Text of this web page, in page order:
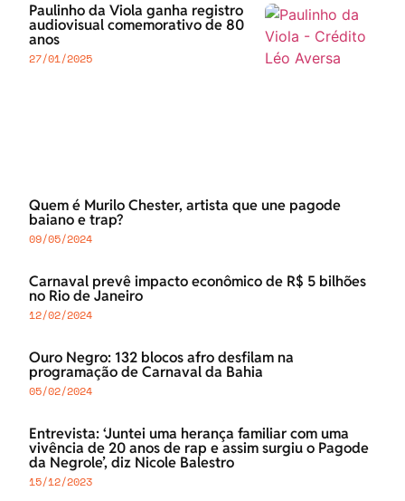
Paulinho da Viola ganha registro
audiovisual comemorativo de 80
anos
27/01/2025
Quem é Murilo Chester, artista que une pagode
baiano e trap?
09/05/2024
Carnaval prevê impacto econômico de R$ 5 bilhões
no Rio de Janeiro
12/02/2024
Ouro Negro: 132 blocos afro desfilam na
programação de Carnaval da Bahia
05/02/2024
Entrevista: ‘Juntei uma herança familiar com uma
vivência de 20 anos de rap e assim surgiu o Pagode
da Negrole’, diz Nicole Balestro
15/12/2023